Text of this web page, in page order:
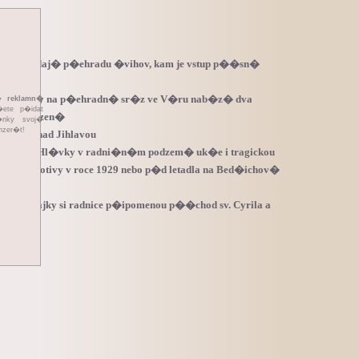
hl�daj� p�ehradu �vihov, kam je vstup p��sn�
Tov�rny na p�ehradn� sr�z ve V�ru nab�z� dva
i posezen�
nad Jihlavou
Jana Hl�vky v radni�n�m podzem� uk�e i tragickou
lokomotivy v roce 1929 nebo p�d letadla na Bed�ichov�
vlajky si radnice p�ipomenou p��chod sv. Cyrila a
reklamn�
p�idat
svoj�